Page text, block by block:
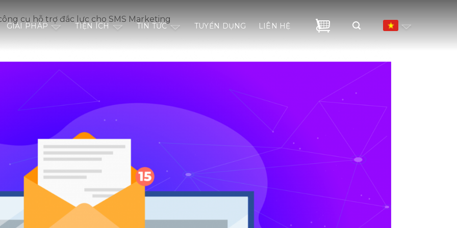
GIẢI PHÁP TIỆN ÍCH TIN TỨC TUYỂN DỤNG LIÊN HỆ
cụ hỗ trợ đắc lực cho SMS Marketing